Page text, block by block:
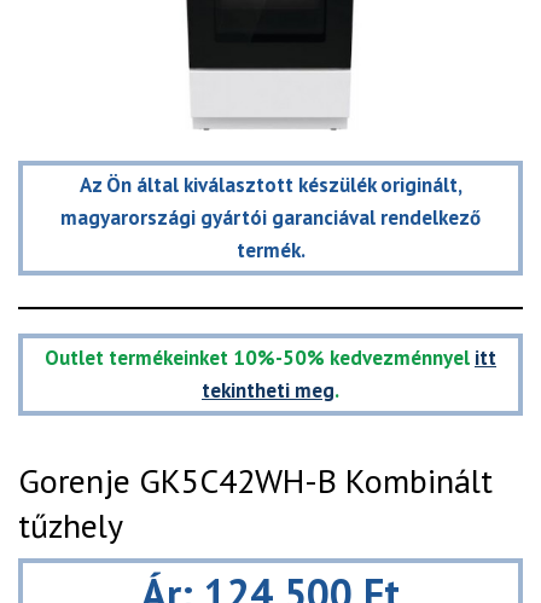
Az Ön által kiválasztott készülék originált,
magyarországi gyártói garanciával rendelkező
termék.
Outlet termékeinket 10%-50% kedvezménnyel itt
tekintheti meg.
Gorenje GK5C42WH-B Kombinált
tűzhely